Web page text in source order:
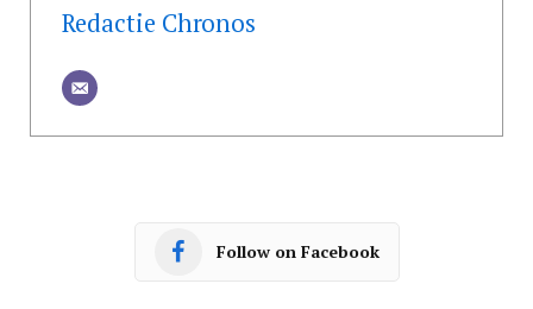
Redactie Chronos
Follow on Facebook